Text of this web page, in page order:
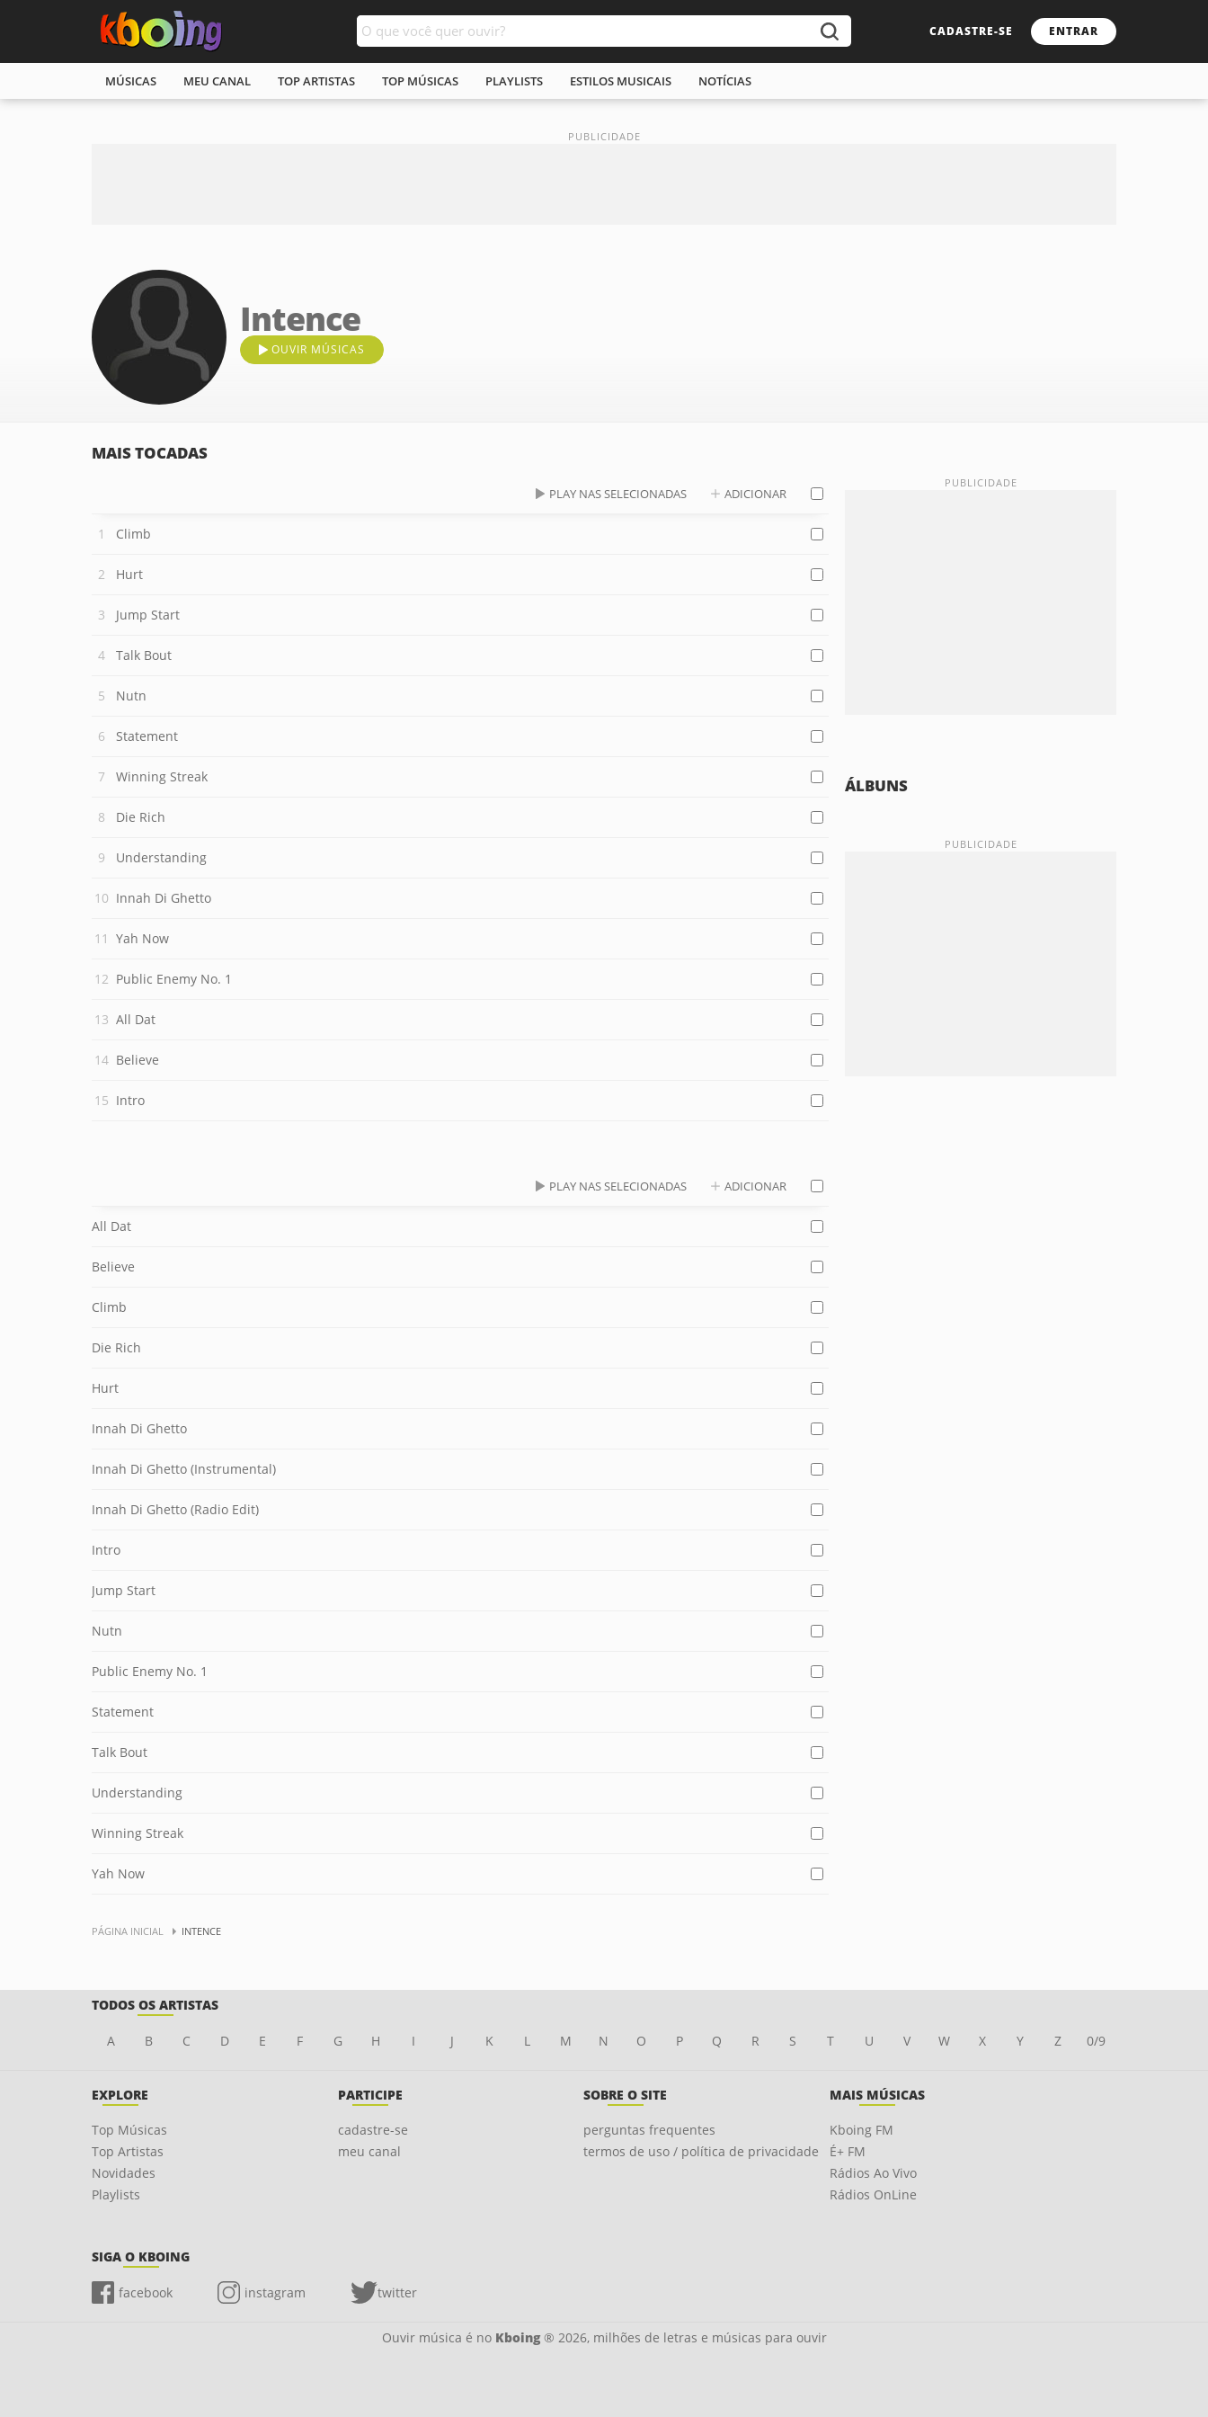
CADASTRE-SE ENTRAR
MÚSICAS MEU CANAL TOP ARTISTAS TOP MÚSICAS PLAYLISTS ESTILOS MUSICAIS NOTÍCIAS
Intence
OUVIR MÚSICAS
MAIS TOCADAS
PLAY NAS SELECIONADAS ADICIONAR
Climb
Hurt
Jump Start
Talk Bout
Nutn
Statement
Winning Streak
Die Rich
Understanding
Innah Di Ghetto
Yah Now
Public Enemy No. 1
All Dat
Believe
Intro
PLAY NAS SELECIONADAS ADICIONAR
All Dat
Believe
Climb
Die Rich
Hurt
Innah Di Ghetto
Innah Di Ghetto (Instrumental)
Innah Di Ghetto (Radio Edit)
Intro
Jump Start
Nutn
Public Enemy No. 1
Statement
Talk Bout
Understanding
Winning Streak
Yah Now
ÁLBUNS
PÁGINA INICIAL INTENCE
TODOS OS ARTISTAS
A B C D E F G H I J K L M N O P Q R S T U V W X Y Z 0/9
EXPLORE
Top Músicas
Top Artistas
Novidades
Playlists
PARTICIPE
cadastre-se
meu canal
SOBRE O SITE
perguntas frequentes
termos de uso / política de privacidade
MAIS MÚSICAS
Kboing FM
É+ FM
Rádios Ao Vivo
Rádios OnLine
SIGA O KBOING
facebook instagram twitter
Ouvir música é no Kboing® 2026, milhões de letras e músicas para ouvir